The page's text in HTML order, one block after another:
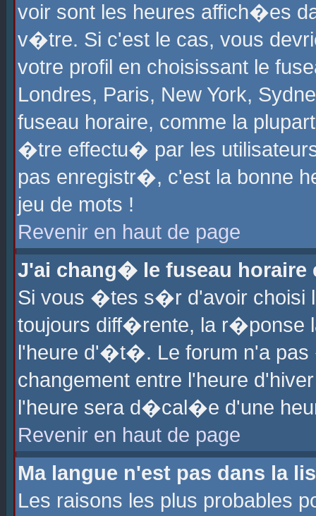
voir sont les heures affich�es
v�tre. Si c'est le cas, vous
votre profil en choisissant le
Londres, Paris, New York,
fuseau horaire, comme la
�tre effectu� par les
pas enregistr�, c'est la bonne
jeu de mots !
Revenir en haut de page
J'ai chang� le fuseau horaire
Si vous �tes s�r d'avoir choisi
toujours diff�rente, la r�ponse
l'heure d'�t�. Le forum n'a
changement entre l'heure
l'heure sera d�cal�e d'une
Revenir en haut de page
Ma langue n'est pas dans la
Les raisons les plus probables